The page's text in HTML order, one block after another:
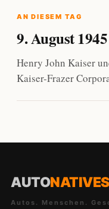
AN DIESEM TAG
9. August 1945
Henry John Kaiser
Kaiser-Frazer
AUTONATIVES
Autos. Menschen.